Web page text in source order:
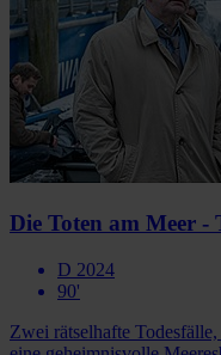
Die Toten am Meer
D 2024
90'
Zwei rätselhafte